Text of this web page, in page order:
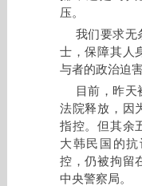
压。
我们要求无
士，保障其人
与者的政治迫害
目前，昨
法院释放，因
指控。但其余
大韩民国的
控，仍被拘留
中央警察局。